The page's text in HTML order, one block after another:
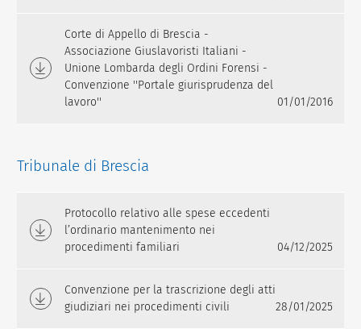
Corte di Appello di Brescia -
Associazione Giuslavoristi Italiani -
Unione Lombarda degli Ordini Forensi -
Convenzione ''Portale giurisprudenza del
lavoro''
01/01/2016
Tribunale di Brescia
Protocollo relativo alle spese eccedenti
l’ordinario mantenimento nei
procedimenti familiari
04/12/2025
Convenzione per la trascrizione degli atti
giudiziari nei procedimenti civili
28/01/2025